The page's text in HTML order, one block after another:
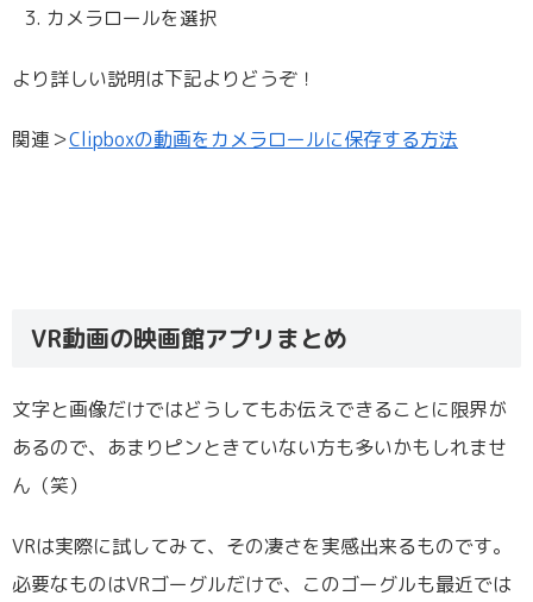
カメラロールを選択
より詳しい説明は下記よりどうぞ！
関連＞Clipboxの動画をカメラロールに保存する方法
VR動画の映画館アプリまとめ
文字と画像だけではどうしてもお伝えできることに限界が
あるので、あまりピンときていない方も多いかもしれませ
ん（笑）
VRは実際に試してみて、その凄さを実感出来るものです。
必要なものはVRゴーグルだけで、このゴーグルも最近では